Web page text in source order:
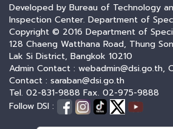
Developed by Bureau of Technology
Inspection Center. Department of
Copyright © 2016 Department of
128 Chaeng Watthana Road, Thung
Lak Si District, Bangkok 10210
Admin Contact : webadmin@dsi.go.th,
Contact : saraban@dsi.go.th
Tel. 02-831-9888 Fax. 02-975-9888
Follow DSI :